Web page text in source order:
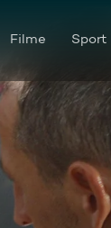
Filme Sport